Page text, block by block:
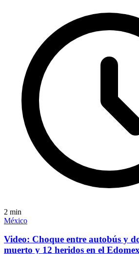
2 min
México
Video: Choque entre autobús y
muerto y 12 heridos en el